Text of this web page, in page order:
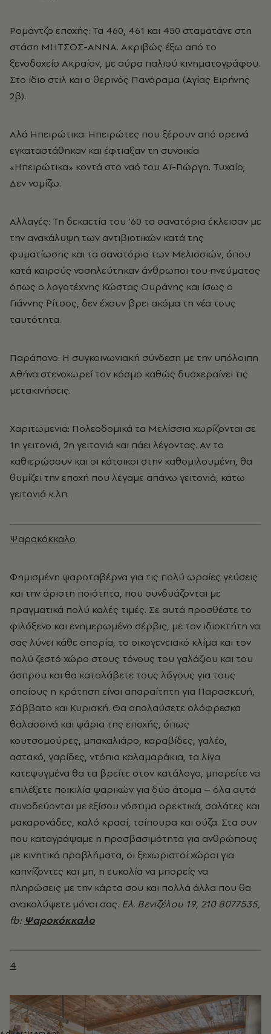
Ρομάντζο εποχής: Τα 460, 461 και 450 σταματάνε στη
στάση ΜΗΤΣΟΣ-ΑΝΝΑ. Ακριβώς έξω από το
ξενοδοχείο Ακραίον, με αύρα παλιού κινηματογράφου.
Στο ίδιο στιλ και ο θερινός Πανόραμα (Αγίας Ειρήνης
2β).
Αλά Hπειρώτικα: Ηπειρώτες που ξέρουν από ορεινά
εγκαταστάθηκαν και έφτιαξαν τη συνοικία
«Ηπειρώτικα» κοντά στο ναό του Αϊ-Γιώργη. Τυχαίο;
Δεν νομίζω.
Αλλαγές: Τη δεκαετία του ’60 τα σανατόρια έκλεισαν με
την ανακάλυψη των αντιβιοτικών κατά της
φυματίωσης και τα σανατόρια των Μελισσιών, όπου
κατά καιρούς νοσηλεύτηκαν άνθρωποι του πνεύματος
όπως ο λογοτέχνης Κώστας Ουράνης και ίσως ο
Γιάννης Ρίτσος, δεν έχουν βρει ακόμα τη νέα τους
ταυτότητα.
Παράπονο: Η συγκοινωνιακή σύνδεση με την υπόλοιπη
Αθήνα στενοχωρεί τον κόσμο καθώς δυσχεραίνει τις
μετακινήσεις.
Χαριτωμενιά: Πολεοδομικά τα Μελίσσια χωρίζονται σε
1η γειτονιά, 2η γειτονιά και πάει λέγοντας. Αν το
καθιερώσουν και οι κάτοικοι στην καθομιλουμένη, θα
θυμίζει την εποχή που λέγαμε απάνω γειτονιά, κάτω
γειτονιά κ.λπ.
Ψαροκόκκαλο
Φημισμένη ψαροταβέρνα για τις πολύ ωραίες γεύσεις
και την άριστη ποιότητα, που συνδυάζονται με
πραγματικά πολύ καλές τιμές. Σε αυτά προσθέστε το
φιλόξενο και ενημερωμένο σέρβις, με τον ιδιοκτήτη να
σας λύνει κάθε απορία, το οικογενειακό κλίμα και τον
πολύ ζεστό χώρο στους τόνους του γαλάζιου και του
άσπρου και θα καταλάβετε τους λόγους για τους
οποίους η κράτηση είναι απαραίτητη για Παρασκευή,
Σάββατο και Κυριακή. Θα απολαύσετε ολόφρεσκα
θαλασσινά και ψάρια της εποχής, όπως
κουτσομούρες, μπακαλιάρο, καραβίδες, γαλέο,
αστακό, γαρίδες, ντόπια καλαμαράκια, τα λίγα
κατεψυγμένα θα τα βρείτε στον κατάλογο, μπορείτε να
επιλέξετε ποικιλία ψαρικών για δύο άτομα – όλα αυτά
συνοδεύονται με εξίσου νόστιμα ορεκτικά, σαλάτες και
μακαρονάδες, καλό κρασί, τσίπουρα και ούζα. Στα συν
που καταγράψαμε η προσβασιμότητα για ανθρώπους
με κινητικά προβλήματα, οι ξεχωριστοί χώροι για
καπνίζοντες και μη, η ευκολία να μπορείς να
πληρώσεις με την κάρτα σου και πολλά άλλα που θα
ανακαλύψετε μόνοι σας. Ελ. Βενιζέλου 19, 210 8077535,
fb: Ψαροκόκκαλο
4